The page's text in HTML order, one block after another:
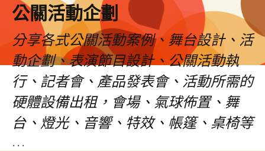
公關活動企劃
分享各式公關活動案例、舞台設計、活
動企劃、表演節目設計、公關活動執
行、記者會、產品發表會、活動所需的
硬體設備出租，會場、氣球佈置、舞
台、燈光、音響、特效、帳篷、桌椅等
…